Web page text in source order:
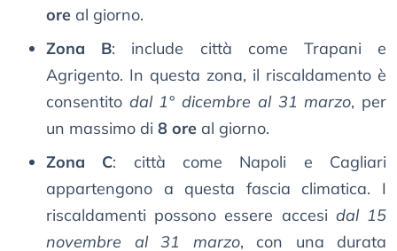
ore al giorno.
Zona B: include città come Trapani e
Agrigento. In questa zona, il riscaldamento è
consentito dal 1° dicembre al 31 marzo, per
un massimo di 8 ore al giorno.
Zona C: città come Napoli e Cagliari
appartengono a questa fascia climatica. I
riscaldamenti possono essere accesi dal 15
novembre al 31 marzo, con una durata